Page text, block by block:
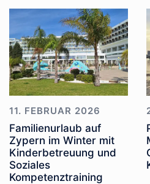
11. FEBRUAR 2026
Familienurlaub auf
Zypern im Winter mit
Kinderbetreuung und
Soziales
Kompetenztraining